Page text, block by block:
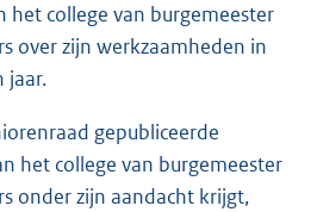
het college van burgemeester
over zijn werkzaamheden in
jaar.
gepubliceerde
het college van burgemeester
onder zijn aandacht krijgt,